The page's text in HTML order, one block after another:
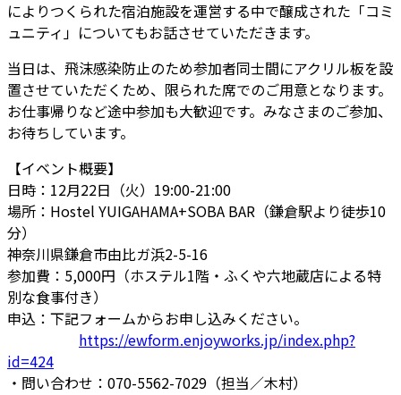
によりつくられた宿泊施設を運営する中で醸成された「コミ
ュニティ」についてもお話させていただきます。
当日は、飛沫感染防止のため参加者同士間にアクリル板を設
置させていただくため、限られた席でのご用意となります。
お仕事帰りなど途中参加も大歓迎です。みなさまのご参加、
お待ちしています。
【イベント概要】
日時：12月22日（火）19:00-21:00
場所：Hostel YUIGAHAMA+SOBA BAR（鎌倉駅より徒歩10
分）
神奈川県鎌倉市由比ガ浜2-5-16
参加費：5,000円（ホステル1階・ふくや六地蔵店による特
別な食事付き）
申込：下記フォームからお申し込みください。
https://ewform.enjoyworks.jp/index.php?
id=424
・問い合わせ：070-5562-7029（担当／木村）